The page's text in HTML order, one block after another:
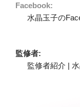
Facebook:
水晶玉子の
監修者:
監修者紹介 |